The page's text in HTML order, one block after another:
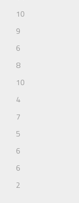
10
9
6
8
10
4
7
5
6
6
2